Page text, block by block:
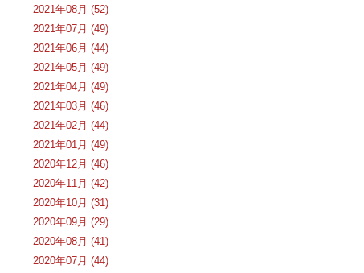
2021年08月 (52)
2021年07月 (49)
2021年06月 (44)
2021年05月 (49)
2021年04月 (49)
2021年03月 (46)
2021年02月 (44)
2021年01月 (49)
2020年12月 (46)
2020年11月 (42)
2020年10月 (31)
2020年09月 (29)
2020年08月 (41)
2020年07月 (44)